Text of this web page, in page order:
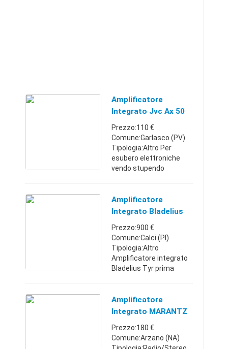
Amplificatore
Integrato Jvc Ax 50
Prezzo:110 €
Comune:Garlasco (PV)
Tipologia:Altro Per
esubero elettroniche
vendo stupendo
si trova in ottime
condizioni sia estetiche
Amplificatore
Integrato Bladelius
Tyr Mk1
Prezzo:900 €
Comune:Calci (PI)
Tipologia:Altro
Amplificatore integrato
Bladelius Tyr prima
bilanciato, guadagno
variabile, completo di
imba ...
Amplificatore
Integrato MARANTZ
1072 Hi-End Vinta
Prezzo:180 €
Comune:Arzano (NA)